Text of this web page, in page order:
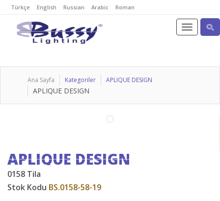
Türkçe English Russian Arabic Roman
Ana Sayfa Kategoriler APLIQUE DESIGN
APLIQUE DESIGN
APLIQUE DESIGN
0158 Tila
Stok Kodu BS.0158-58-19